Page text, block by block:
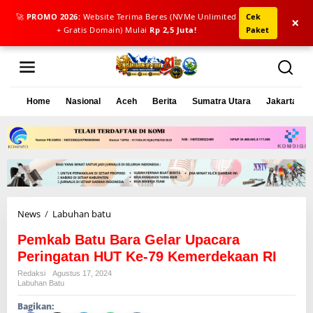
🚀 PROMO 2026: Website Terima Beres (NVMe Unlimited
+ Gratis Domain) Mulai Rp 2,5 Juta!
Cek
Paket
×
L
Home Nasional Aceh Berita Sumatra Utara Jakarta
News / Labuhan batu
m
k
B
Pemkab Batu Bara Gelar Upacara
Peringatan HUT Ke-79 Kemerdekaan RI
Redaksi
Agustus 17, 2024
Labuhan Batu
Bagikan: